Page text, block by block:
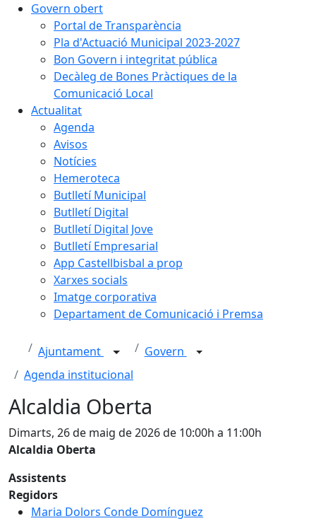
Govern obert
Portal de Transparència
Pla d'Actuació Municipal 2023-2027
Bon Govern i integritat pública
Decàleg de Bones Pràctiques de la
Comunicació Local
Actualitat
Agenda
Avisos
Notícies
Hemeroteca
Butlletí Municipal
Butlletí Digital
Butlletí Digital Jove
Butlletí Empresarial
App Castellbisbal a prop
Xarxes socials
Imatge corporativa
Departament de Comunicació i Premsa
Ajuntament
Govern
Agenda institucional
Alcaldia Oberta
Dimarts, 26 de maig de 2026 de 10:00h a 11:00h
Alcaldia Oberta
Assistents
Regidors
Maria Dolors Conde Domínguez